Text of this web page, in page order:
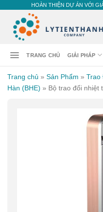
to
content
HOÀN THIỆN DỰ ÁN VỚI
TRANG CHỦ GIẢI PHÁP
Trang chủ » Sản Phẩm » Trao
Hàn (BHE) » Bộ trao đổi nhiệt